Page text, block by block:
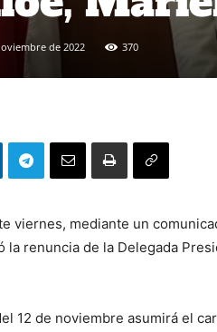
de 2022 370
viernes, mediante un
la renuncia de la Delegada
12 de noviembre asumirá el